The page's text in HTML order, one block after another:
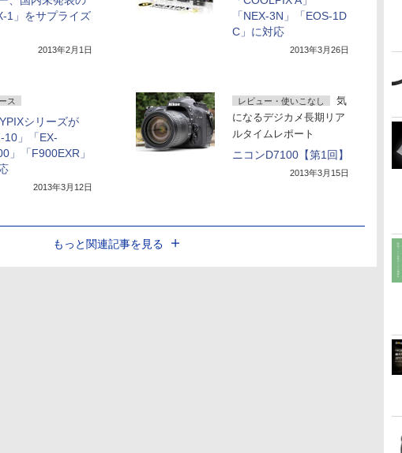
1」をサプライズ
2013年2月1日
「NEX-3N」「EOS-1D
C」に対応
2013年3月26日
ス
シリーズが
10」「EX-
」「F900EXR」
2013年3月12日
レビュー・使いこなし
気
になるデジカメ長期リア
ルタイムレポート
ニコンD7100【第1回】
2013年3月15日
もっと関連記事を見る